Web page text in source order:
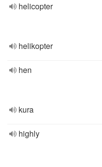
helicopter
helikopter
hen
kura
highly